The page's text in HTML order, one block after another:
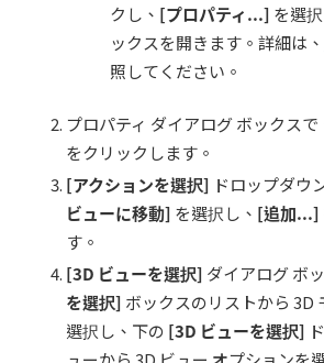
クし、 [プロパティ...] を選
ックスを開きます。詳細は、
照してください。
プロパティ ダイアログ ボックスで
をクリックします。
[アクションを選択] ドロップダウ
ビューに移動] を選択し、 [追加...]
す。
[3D ビューを選択] ダイアログ ボ
を選択] ボックスのリストから 3D
選択し、下の [3D ビューを選択]